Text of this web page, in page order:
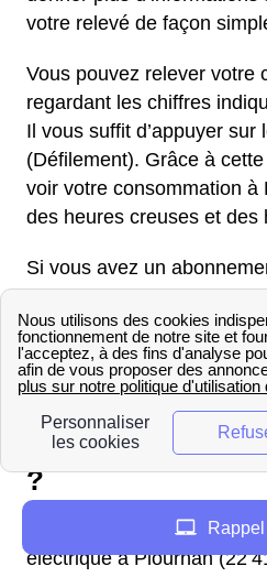
votre relevé de façon
Vous pouvez relever votre
regardant les chiffres
Il vous suffit d’appuyer sur
(Défilement). Grâce à
voir votre consommation à
des heures creuses et des
Si vous avez un
heures creuses, il faut
pour les dépenses en
pour les dépenses en
Comment
au réseau
?
Le raccordement de son
électrique à Plourhan (22